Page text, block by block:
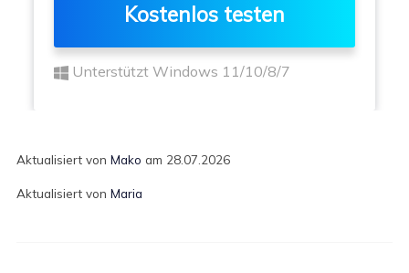
Kostenlos testen
Unterstützt Windows 11/10/8/7
Aktualisiert von Mako am 28.07.2026
Aktualisiert von Maria